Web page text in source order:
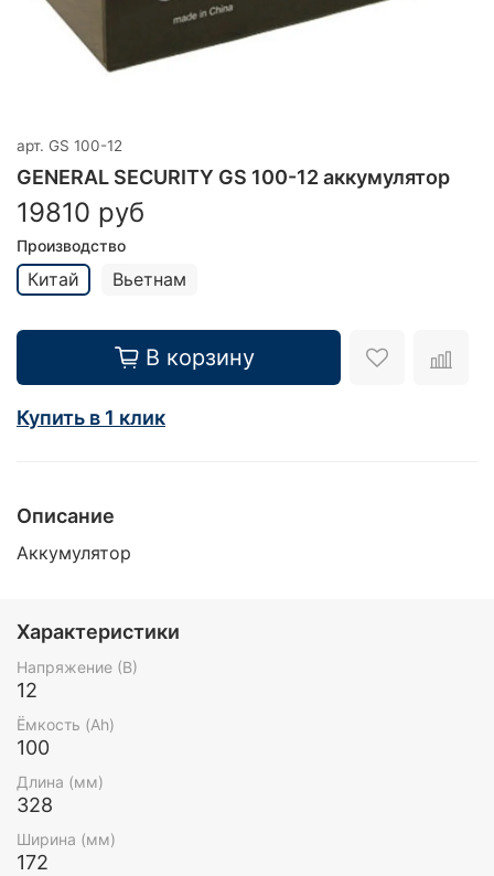
арт. GS 100-12
GENERAL SECURITY GS 100-12 аккумулятор
19810 руб
Производство
Китай Вьетнам
В корзину
Купить в 1 клик
Описание
Аккумулятор
Характеристики
Напряжение (В)
12
Ёмкость (Ah)
100
Длина (мм)
328
Ширина (мм)
172